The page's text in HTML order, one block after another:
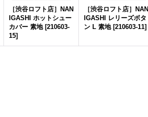
［渋谷ロフト店］NAN
IGASHI ホットシュー
カバー 素地 [210603-
15]
［渋谷ロフト店］NAN
IGASHI レリーズボタ
ン L 素地 [210603-11]